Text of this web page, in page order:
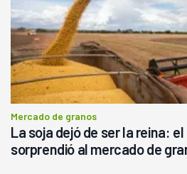
Mercado de granos
La soja dejó de ser la reina:
sorprendió al mercado de